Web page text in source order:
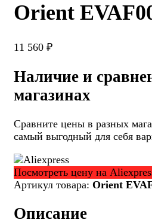
Orient
11 560 ₽
Наличие и
магазинах
Сравните цены в разных
самый выгодный для себя
Посмотреть цену на
Артикул товара: Orient
Описание